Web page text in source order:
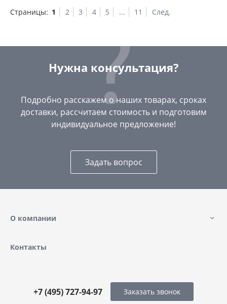
Страницы: 1 2 3 4 5 ... 11 След.
Нужна консультация?
Подробно расскажем о наших товарах, сроках
доставки, рассчитаем стоимость и подготовим
индивидуальное предложение!
Задать вопрос
О компании
Контакты
+7 (495) 727-94-97 Заказать звонок